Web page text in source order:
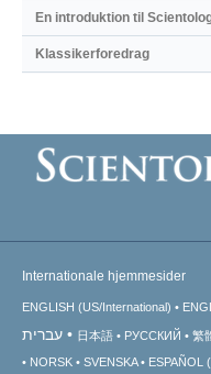
En introduktion til
Klassikerforedrag
Internationale hjemmesider
ENGLISH (US/International)
עברית 日本語 РУССКИЙ 繁
NORSK
SVENSKA ESPAÑOL